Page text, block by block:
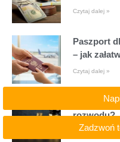
Czytaj dalej »
Paszport
– jak
Czytaj dalej »
Czy
rozwodu?
Czytaj dalej »
Zadzwoń